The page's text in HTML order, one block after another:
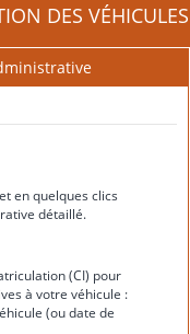
DES VÉHICULES
en quelques clics
détaillé.
(CI) pour
à votre véhicule :
(ou date de